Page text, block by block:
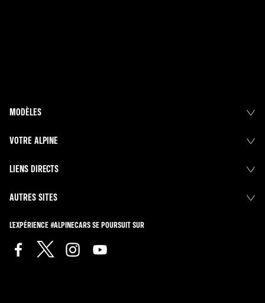
MODÈLES
VOTRE ALPINE
LIENS DIRECTS
AUTRES SITES
L'EXPÉRIENCE #ALPINECARS SE POURSUIT SUR